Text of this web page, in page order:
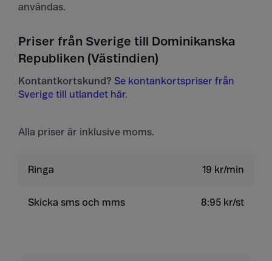
användas.
Priser från Sverige till Dominikanska
Republiken (Västindien)
Kontantkortskund? Se kontankortspriser från
Sverige till utlandet här.
Alla priser är inklusive moms.
Ringa 19 kr/min
Skicka sms och mms 8:95 kr/st